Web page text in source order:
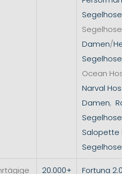
Segelhose
Damen/
Ocean
Narval
Damen,
Segelhose
Salopette
Segelhose
20.000+
Fortuna